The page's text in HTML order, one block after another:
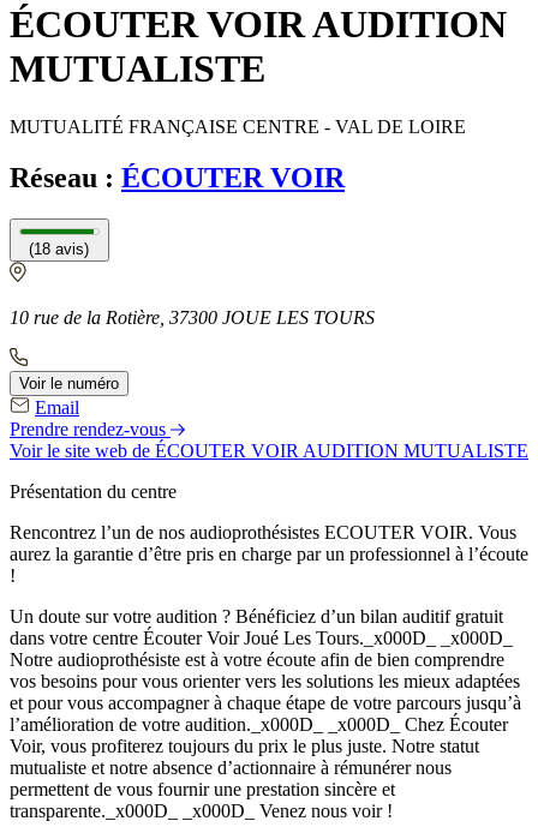
ÉCOUTER VOIR AUDITION
MUTUALISTE
MUTUALITÉ FRANÇAISE CENTRE - VAL DE LOIRE
Réseau : ÉCOUTER VOIR
(18 avis)
10 rue de la Rotière, 37300 JOUE LES TOURS
Voir le numéro
Email
Prendre rendez-vous
Voir le site web de ÉCOUTER VOIR AUDITION MUTUALISTE
Présentation du centre
Rencontrez l’un de nos audioprothésistes ECOUTER VOIR. Vous
aurez la garantie d’être pris en charge par un professionnel à l’écoute
!
Un doute sur votre audition ? Bénéficiez d’un bilan auditif gratuit
dans votre centre Écouter Voir Joué Les Tours._x000D_ _x000D_
Notre audioprothésiste est à votre écoute afin de bien comprendre
vos besoins pour vous orienter vers les solutions les mieux adaptées
et pour vous accompagner à chaque étape de votre parcours jusqu’à
l’amélioration de votre audition._x000D_ _x000D_ Chez Écouter
Voir, vous profiterez toujours du prix le plus juste. Notre statut
mutualiste et notre absence d’actionnaire à rémunérer nous
permettent de vous fournir une prestation sincère et
transparente._x000D_ _x000D_ Venez nous voir !